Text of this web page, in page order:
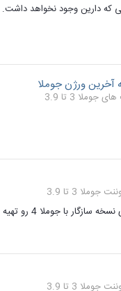
جوملا 3 تا 3.9
جوملا 3 تا 3.9
4 رو تهیه و نصب کنی.
جوملا 3 تا 3.9